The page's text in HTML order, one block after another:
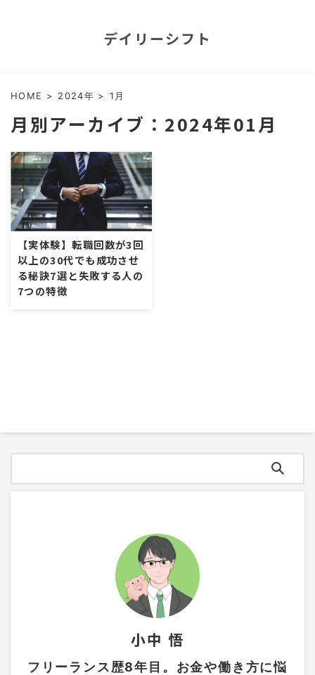
デイリーシフト
HOME > 2024年 > 1月
月別アーカイブ：2024年01月
【実体験】転職回数が3回
以上の30代でも成功させ
る秘訣7選と失敗する人の
7つの特徴
小中 悟
フリーランス歴8年目。お金や働き方に悩